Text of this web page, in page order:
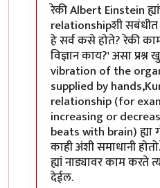
In reply toप्लसिबोby
रेकी Albert Einstein
relationshipशी
हे सर्व कसे होते? रेकी
विज्ञान काय?' असा
vibration of the
supplied by
relationship (for
increasing or
beats with brain) ह्या
काही अंशी समाधानी
ह्यां नाड्यावर काम करते
देईल.